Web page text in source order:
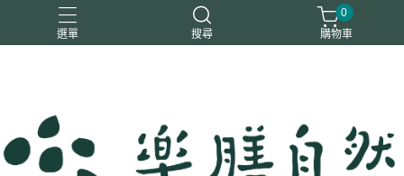
選單 搜尋
一樂鶴
0
購物車